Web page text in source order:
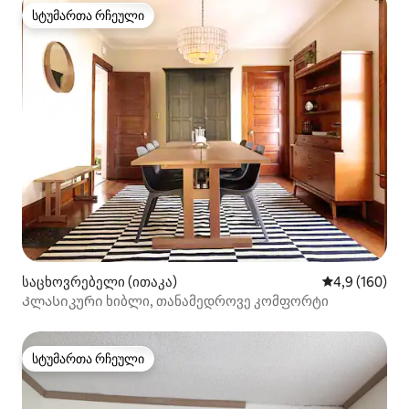
სტუმართა რჩეული
სტუმართა რჩეული
საცხოვრებელი (ითაკა) საშუალო
4,9 (160)
Კლასიკური ხიბლი, თანამედროვე კომფორტი
სტუმართა რჩეული
სტუმართა რჩეული